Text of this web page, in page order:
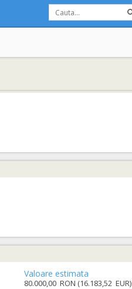
Valoare estimata
80.000,00 RON (16.183,52 EUR)